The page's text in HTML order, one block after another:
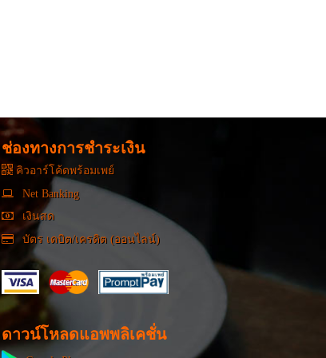
ช่องทางการชำระเงิน
คิวอาร์โค้ดพร้อมเพย์
Net Banking
เงินสด
บัตร เดบิต/เครดิต (ออนไลน์)
ดาวน์โหลดแอพพลิเคชั่น